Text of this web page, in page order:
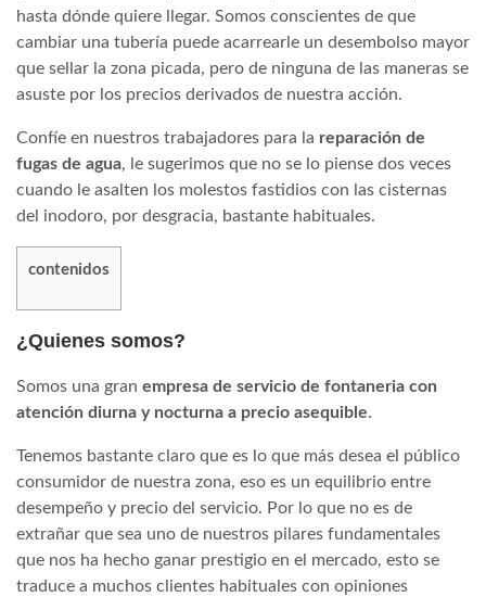
hasta dónde quiere llegar. Somos conscientes de que
cambiar una tubería puede acarrearle un desembolso mayor
que sellar la zona picada, pero de ninguna de las maneras se
asuste por los precios derivados de nuestra acción.
Confíe en nuestros trabajadores para la reparación de
fugas de agua, le sugerimos que no se lo piense dos veces
cuando le asalten los molestos fastidios con las cisternas
del inodoro, por desgracia, bastante habituales.
contenidos
¿Quienes somos?
Somos una gran empresa de servicio de fontaneria con
atención diurna y nocturna a precio asequible.
Tenemos bastante claro que es lo que más desea el público
consumidor de nuestra zona, eso es un equilibrio entre
desempeño y precio del servicio. Por lo que no es de
extrañar que sea uno de nuestros pilares fundamentales
que nos ha hecho ganar prestigio en el mercado, esto se
traduce a muchos clientes habituales con opiniones